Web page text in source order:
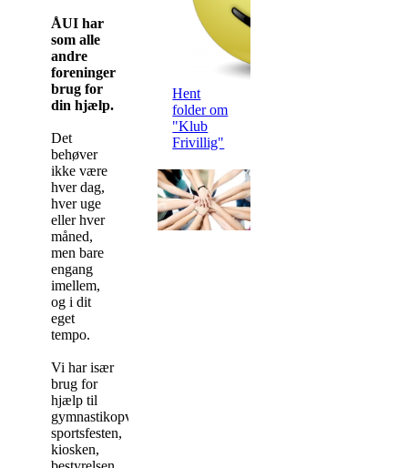
ÅUI har
som alle
andre
foreninger
brug for
din hjælp.
Det
behøver
ikke være
hver dag,
hver uge
eller hver
måned,
men bare
engang
imellem,
og i dit
eget
tempo.
Vi har især
brug for
hjælp til
gymnastikopvisningen,
sportsfesten,
kiosken,
Hent
folder om
"Klub
Frivillig"